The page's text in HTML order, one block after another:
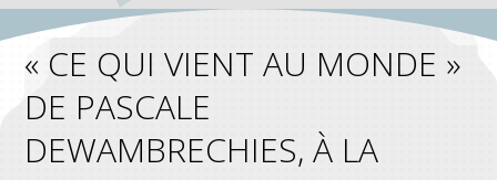
« CE QUI VIENT AU MONDE »
DE PASCALE
DEWAMBRECHIES, À LA